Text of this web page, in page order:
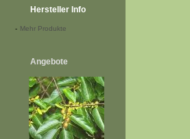
Hersteller Info
- Mehr Produkte
Angebote